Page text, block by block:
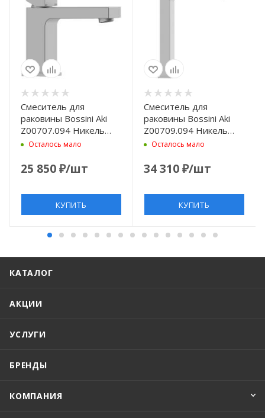
Смеситель для
раковины Bossini Aki
Z00707.094 Никель
шлифованный
Осталось мало
25 850₽/шт
КУПИТЬ
Смеситель для
раковины Bossini Aki
Z00709.094 Никель
шлифованный
Осталось мало
34 310₽/шт
КУПИТЬ
КАТАЛОГ
АКЦИИ
УСЛУГИ
БРЕНДЫ
КОМПАНИЯ